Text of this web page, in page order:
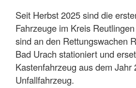
Seit Herbst 2025 sind die
Fahrzeuge im Kreis
sind an den Rettungswachen
Bad Urach stationiert und
Kastenfahrzeug aus dem Jahr
Unfallfahrzeug.